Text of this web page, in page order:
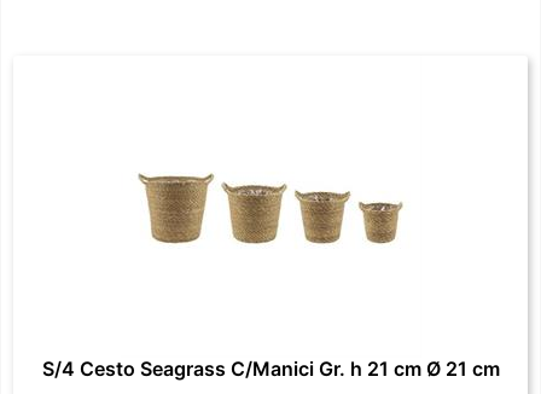
S/4 Cesto Seagrass C/Manici Gr. h 21 cm Ø 21 cm